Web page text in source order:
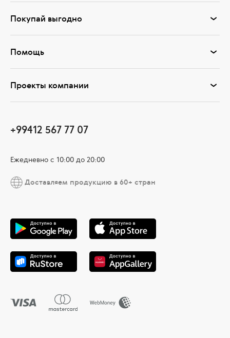
Покупай выгодно
Помощь
Проекты компании
+99412 567 77 07
Ежедневно с 10:00 до 20:00
Доставляем продукцию в 60+ стран